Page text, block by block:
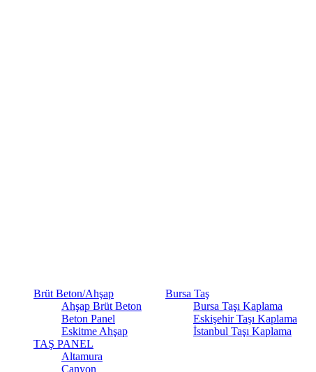
Brüt Beton/Ahşap
Ahşap Brüt Beton
Beton Panel
Eskitme Ahşap
Bursa Taş
Bursa Taşı Kaplama
Eskişehir Taşı Kaplama
İstanbul Taşı Kaplama
TAŞ PANEL
Altamura
Canyon